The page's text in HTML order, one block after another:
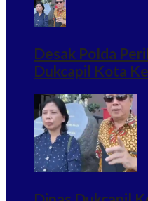
Desak Polda
Dukcapil Kota